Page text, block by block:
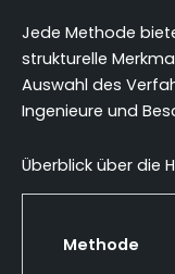
Jede Methode
strukturelle
Auswahl des
Ingenieure und
Überblick über die
Methode